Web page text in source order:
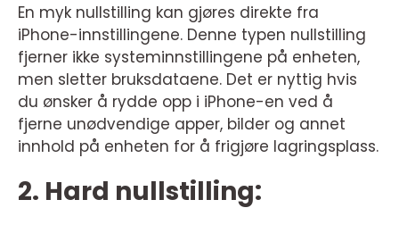
En myk nullstilling kan gjøres direkte fra
iPhone-innstillingene. Denne typen nullstilling
fjerner ikke systeminnstillingene på enheten,
men sletter bruksdataene. Det er nyttig hvis
du ønsker å rydde opp i iPhone-en ved å
fjerne unødvendige apper, bilder og annet
innhold på enheten for å frigjøre lagringsplass.
2. Hard nullstilling: